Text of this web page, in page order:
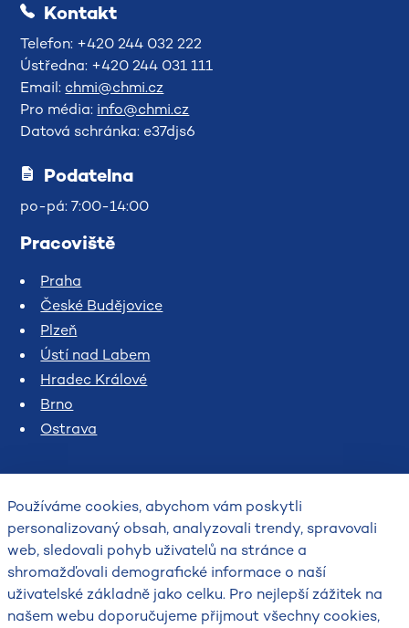
Kontakt
Telefon: +420 244 032 222
Ústředna: +420 244 031 111
Email: chmi@chmi.cz
Pro média: info@chmi.cz
Datová schránka: e37djs6
Podatelna
po-pá: 7:00-14:00
Pracoviště
Praha
České Budějovice
Plzeň
Ústí nad Labem
Hradec Králové
Brno
Ostrava
2026
Český hydrometeorologický ústav
Používáme cookies, abychom vám poskytli
personalizovaný obsah, analyzovali trendy, spravovali
web, sledovali pohyb uživatelů na stránce a
shromažďovali demografické informace o naší
uživatelské základně jako celku. Pro nejlepší zážitek na
našem webu doporučujeme přijmout všechny cookies,